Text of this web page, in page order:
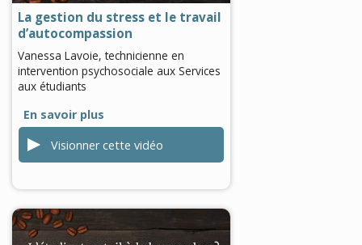
La gestion du stress et le travail
d’autocompassion
Vanessa Lavoie, technicienne en
intervention psychosociale aux Services
aux étudiants
En savoir plus
Visionner cette vidéo